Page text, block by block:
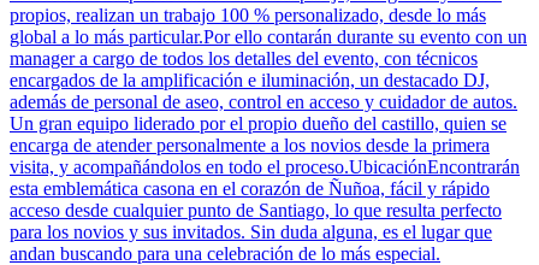
propios, realizan un trabajo 100 % personalizado, desde lo más
global a lo más particular.Por ello contarán durante su evento con un
manager a cargo de todos los detalles del evento, con técnicos
encargados de la amplificación e iluminación, un destacado DJ,
además de personal de aseo, control en acceso y cuidador de autos.
Un gran equipo liderado por el propio dueño del castillo, quien se
encarga de atender personalmente a los novios desde la primera
visita, y acompañándolos en todo el proceso.UbicaciónEncontrarán
esta emblemática casona en el corazón de Ñuñoa, fácil y rápido
acceso desde cualquier punto de Santiago, lo que resulta perfecto
para los novios y sus invitados. Sin duda alguna, es el lugar que
andan buscando para una celebración de lo más especial.